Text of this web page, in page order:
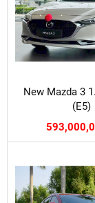
New Mazda 3
(E5)